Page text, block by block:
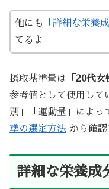
他にも 「詳細な栄養成
てるよ
摂取基準量は 「20代
参考値として使用して
別」「運動量」によっ
準の選定方法 から確認
詳細な栄養成